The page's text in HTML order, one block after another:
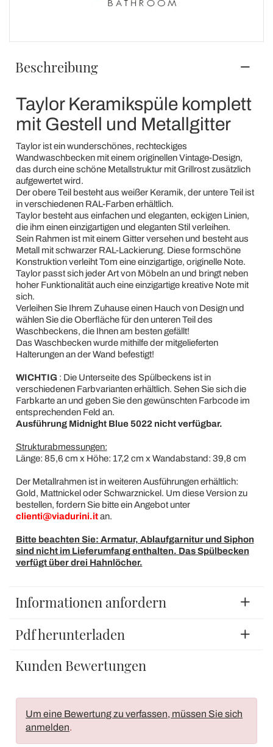
Beschreibung
Taylor Keramikspüle komplett
mit Gestell und Metallgitter
Taylor ist ein wunderschönes, rechteckiges
Wandwaschbecken mit einem originellen Vintage-Design,
das durch eine schöne Metallstruktur mit Grillrost zusätzlich
aufgewertet wird.
Der obere Teil besteht aus weißer Keramik, der untere Teil ist
in verschiedenen RAL-Farben erhältlich.
Taylor besteht aus einfachen und eleganten, eckigen Linien,
die ihm einen einzigartigen und eleganten Stil verleihen.
Sein Rahmen ist mit einem Gitter versehen und besteht aus
Metall mit schwarzer RAL-Lackierung. Diese formschöne
Konstruktion verleiht Tom eine einzigartige, originelle Note.
Taylor passt sich jeder Art von Möbeln an und bringt neben
hoher Funktionalität auch eine einzigartige kreative Note mit
sich.
Verleihen Sie Ihrem Zuhause einen Hauch von Design und
wählen Sie die Oberfläche für den unteren Teil des
Waschbeckens, die Ihnen am besten gefällt!
Das Waschbecken wurde mithilfe der mitgelieferten
Halterungen an der Wand befestigt!
WICHTIG : Die Unterseite des Spülbeckens ist in
verschiedenen Farbvarianten erhältlich. Sehen Sie sich die
Farbkarte an und geben Sie den gewünschten Farbcode im
entsprechenden Feld an.
Ausführung Midnight Blue 5022 nicht verfügbar.
Strukturabmessungen:
Länge: 85,6 cm x Höhe: 17,2 cm x Wandabstand: 39,8 cm
Der Metallrahmen ist in weiteren Ausführungen erhältlich:
Gold, Mattnickel oder Schwarznickel. Um diese Version zu
bestellen, fordern Sie bitte ein Angebot unter
clienti@viadurini.itan.
Bitte beachten Sie: Armatur, Ablaufgarnitur und Siphon
sind nicht im Lieferumfang enthalten. Das Spülbecken
verfügt über drei Hahnlöcher.
Informationen anfordern
Pdf herunterladen
Kunden Bewertungen
Um eine Bewertung zu verfassen, müssen Sie sich
anmelden.